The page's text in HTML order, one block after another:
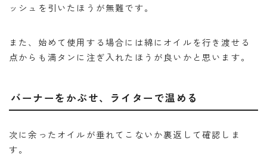
ッシュを引いたほうが無難です。
また、始めて使用する場合には綿にオイルを行き渡せる
点からも満タンに注ぎ入れたほうが良いかと思います。
バーナーをかぶせ、ライターで温める
次に余ったオイルが垂れてこないか裏返して確認しま
す。